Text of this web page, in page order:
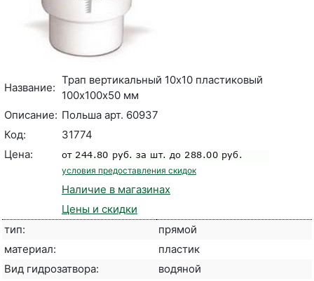
Название:
Трап вертикальный 10х10 пластиковый
100х100х50 мм
Описание: Польша арт. 60937
Код:
31774
Цена:
условия предоставления скидок
Наличие в магазинах
Цены и скидки
тип:
прямой
материал:
пластик
Вид гидрозатвора:
водяной